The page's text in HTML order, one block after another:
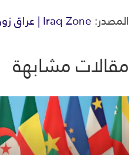
المصدر:Iraq Zone | عراق زون
مقالات مشابهة